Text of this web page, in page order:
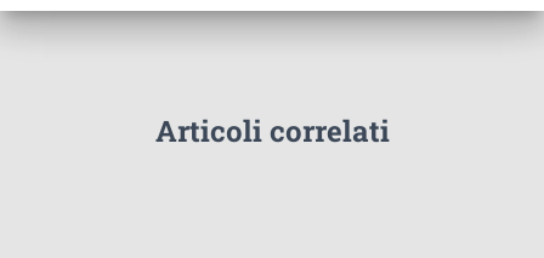
Articoli correlati